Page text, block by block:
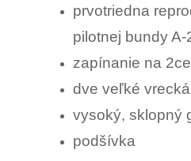
prvotriedna
pilotnej bundy A-
zapínanie na
dve veľké vrecká
vysoký, sklopný
podšívka